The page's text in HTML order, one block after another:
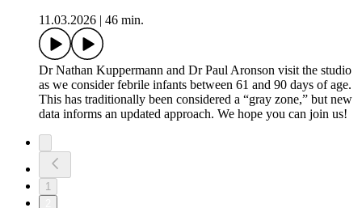
11.03.2026 | 46 min.
Dr Nathan Kuppermann and Dr Paul Aronson visit the studio
as we consider febrile infants between 61 and 90 days of age.
This has traditionally been considered a “gray zone,” but new
data informs an updated approach. We hope you can join us!
1